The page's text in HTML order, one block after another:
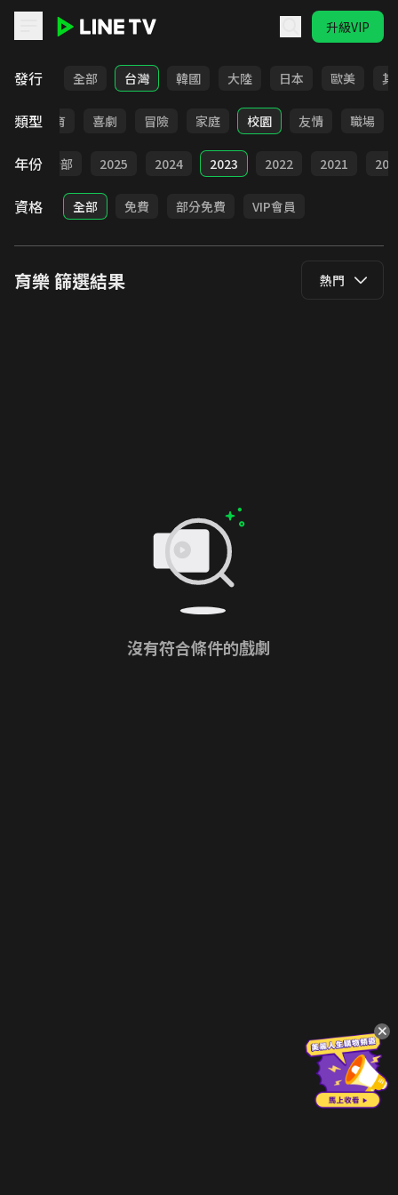
升級VIP
發行 全部 台灣 韓國 大陸 日本 歐美 其
類型教育 喜劇 冒險 家庭 校園 友情 職場
年份 全部 2025 2024 2023 2022 2021
資格 全部 免費 部分免費 VIP會員
育樂篩選結果 熱門
沒有符合條件的戲劇